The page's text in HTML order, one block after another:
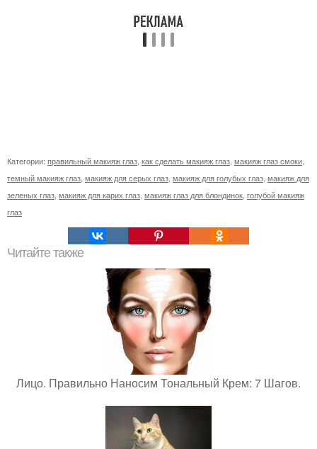
Категории: правильный макияж глаз как сделать макияж глаз макияж глаз смоки
темный макияж глаз макияж для серых глаз макияж для голубых глаз макияж для
зеленых глаз макияж для карих глаз макияж глаз для блондинок голубой макияж
глаз
Читайте также
Лицо. Правильно Наносим Тональный Крем: 7 Шагов.